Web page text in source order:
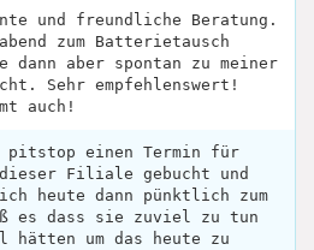
und freundliche Beratung.
zum Batterietausch
dann aber spontan zu meiner
Sehr empfehlenswert!
auch!
einen Termin für
Filiale gebucht und
heute dann pünktlich zum
es dass sie zuviel zu tun
hätten um das heute zu